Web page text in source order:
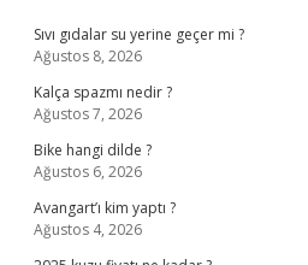
Sıvı gıdalar su yerine geçer mi ?
Ağustos 8, 2026
Kalça spazmı nedir ?
Ağustos 7, 2026
Bike hangi dilde ?
Ağustos 6, 2026
Avangart’ı kim yaptı ?
Ağustos 4, 2026